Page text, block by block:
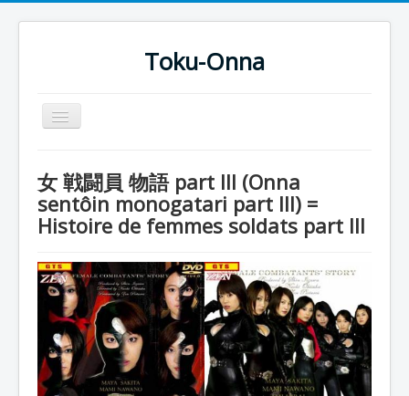
Toku-Onna
Basculer
la
Toku-Actrices
Toku-Critiques
Films
COSAA
Dessins
Artiste Asperger
女 戦闘員 物語 part III (Onna
sentôin monogatari part III) =
Histoire de femmes soldats part III